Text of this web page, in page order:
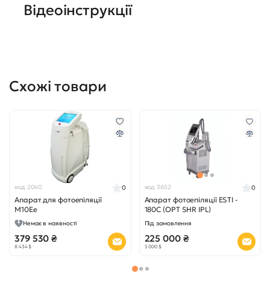
Відеоінструкції
Схожі товари
код 2040
Апарат для фотоепіляції
M10Ee
0
Немає в наявності
379 530 ₴
8 434 $
код 3652
Апарат фотоепіляції ESTI -
180C (OPT SHR IPL)
0
Під замовлення
225 000 ₴
5 000 $